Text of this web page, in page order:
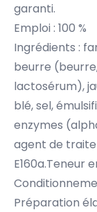
garanti.
Emploi : 100 %
Ingrédients :
beurre
lactosérum),
blé, sel,
enzymes
agent de
E160a.Teneur
Préparation